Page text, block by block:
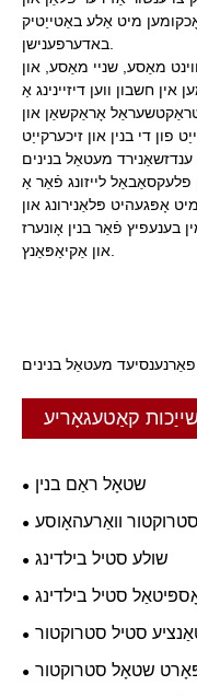
מיט אַלע באַטייַטיק
מאַסע, שניי מאַסע, און
אין חשבון ווען דיזיינינג אַ
אָראַקשאַן און
מעטאַל בנינים
פלעקסאַבאַל לייזונג פֿאַר אַ
אָפּגעהיט פּלאַנירונג און
בענעפיץ פֿאַר בנין אָונערז
מעטאַל בנינים
קאַטעגאָריע
שטאָל ראַם בנין
וואַרעהאָוסע
שולע סטיל בילדינג
סטיל בילדינג
סטיל סטרוקטור
שטאָל סטרוקטור